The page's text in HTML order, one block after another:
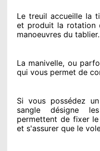
Le treuil accueille la
et produit la rotation
manoeuvres du tablier.
La manivelle, ou
qui vous permet de
Si vous possédez
sangle désigne les
permettent de fixer
et s'assurer que le